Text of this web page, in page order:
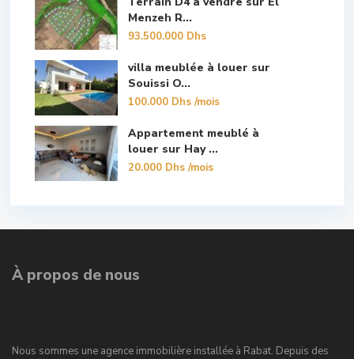
Menzeh R...
93.500.000 Dhs
villa meublée à louer sur
Souissi O...
100.000 Dhs/mois
Appartement meublé à
louer sur Hay ...
20.000 Dhs/mois
À propos de nous
Nous sommes une agence immobilière installée à Rabat. Depuis des